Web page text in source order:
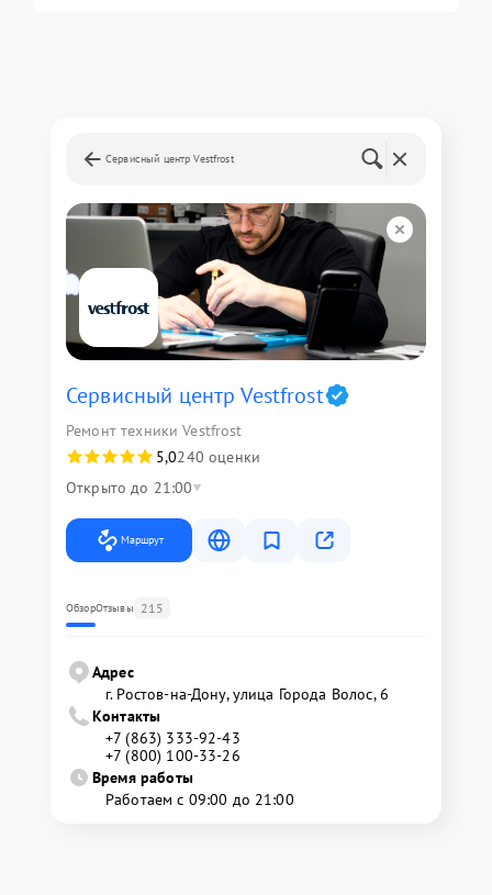
Сервисный центр Vestfrost
Сервисный центр Vestfrost
Ремонт техники Vestfrost
5,0240 оценки
Открыто до 21:00
Маршрут
ОбзорОтзывы 215
Адрес
г. Ростов-на-Дону, улица Города Волос, 6
Контакты
+7 (863) 333-92-43
+7 (800) 100-33-26
Время работы
Работаем с 09:00 до 21:00